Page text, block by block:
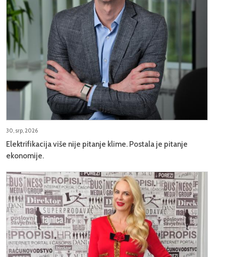
30, srp, 2026
Elektrifikacija više nije pitanje klime. Postala je pitanje
ekonomije.